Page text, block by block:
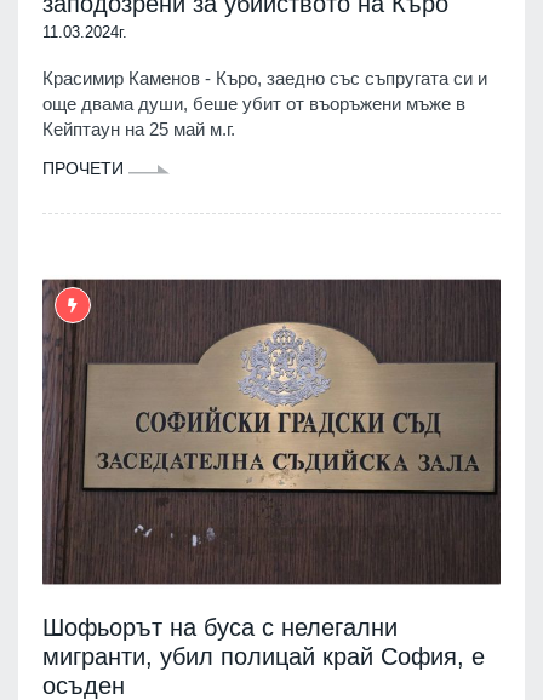
11.03.2024г.
Красимир Каменов - Къро, заедно със съпругата си и
още двама души, беше убит от въоръжени мъже в
Кейптаун на 25 май м.г.
ПРОЧЕТИ
Шофьорът на буса с нелегални
мигранти, убил полицай край София, e
осъден